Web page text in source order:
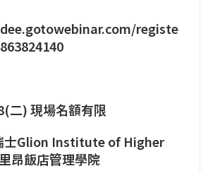
registe
二) 現場名額有限
士Glion Institute of Higher
昂飯店管理學院